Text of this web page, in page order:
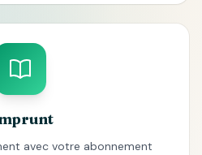
avec votre abonnement